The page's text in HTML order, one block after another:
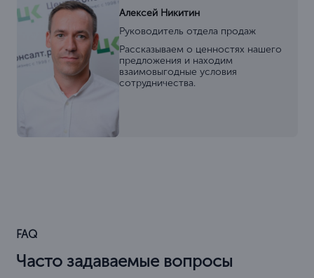
Алексей Никитин
Руководитель отдела продаж
Рассказываем о ценностях нашего
предложения и находим
взаимовыгодные условия
сотрудничества.
FAQ
Часто задаваемые вопросы